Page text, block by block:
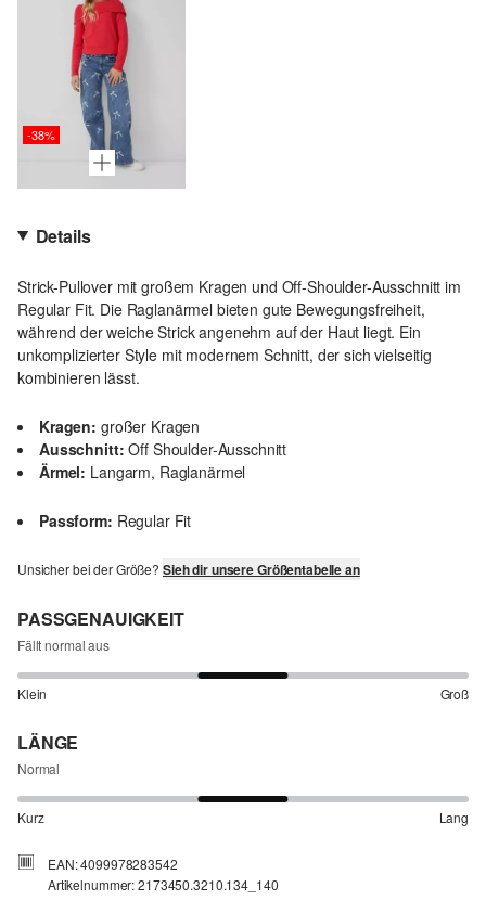
-38%
Details
Strick-Pullover mit großem Kragen und Off-Shoulder-Ausschnitt im
Regular Fit. Die Raglanärmel bieten gute Bewegungsfreiheit,
während der weiche Strick angenehm auf der Haut liegt. Ein
unkomplizierter Style mit modernem Schnitt, der sich vielseitig
kombinieren lässt.
Kragen: großer Kragen
Ausschnitt: Off Shoulder-Ausschnitt
Ärmel: Langarm, Raglanärmel
Passform: Regular Fit
Unsicher bei der Größe? Sieh dir unsere Größentabelle an
PASSGENAUIGKEIT
Fällt normal aus
Klein Groß
LÄNGE
Normal
Kurz Lang
EAN: 4099978283542
Artikelnummer: 2173450.3210.134_140